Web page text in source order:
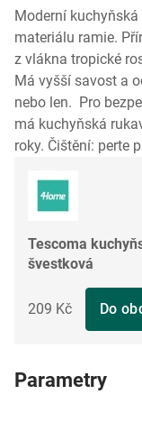
Moderní kuchyňská
materiálu ramie.
z vlákna tropické
Má vyšší savost a
nebo len. Pro
má kuchyňská
roky. Čištění: perte
Tescoma
švestková
209 Kč Do
Parametry